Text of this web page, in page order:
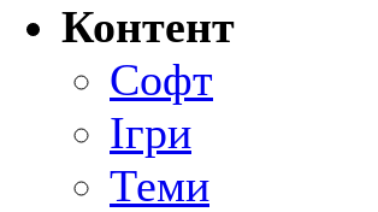
Контент
Софт
Ігри
Теми